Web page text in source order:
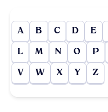
A B C D E
L M N O P
V W X Y Z